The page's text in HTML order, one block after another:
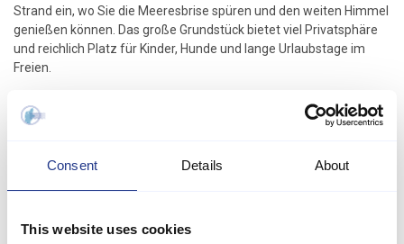
Consent Details About
This website uses cookies
Strand ein, wo Sie die Meeresbrise spüren und den weiten Himmel
genießen können. Das große Grundstück bietet viel Privatsphäre
und reichlich Platz für Kinder, Hunde und lange Urlaubstage im
Freien.
Im Inneren erwartet Sie ein helles und einladendes Haus, mit 7
Schlafzimmern und 3 Badezimmern, sodass sich jeder rundum
über zwei Einzelbetten und zwei Zimmer sind mit jeweils 4
Erwachsene. Die Küche ist bestens ausgestattet mit
Gefrierschrank, Geschirrspüler und Kaffeemaschine, sodass